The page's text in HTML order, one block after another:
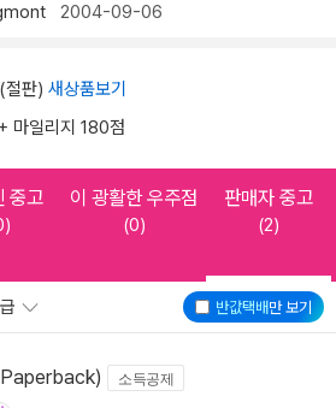
2004-09-06
판) 새상품보기
마일리지 180점
중고 이 광활한 우주점
(0)
판매자 중고
(2)
반값택배만 보기
소득공제